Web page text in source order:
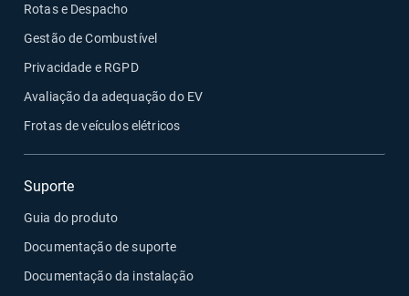
Rotas e Despacho
Gestão de Combustível
Privacidade e RGPD
Avaliação da adequação do EV
Frotas de veículos elétricos
Suporte
Guia do produto
Documentação de suporte
Documentação da instalação